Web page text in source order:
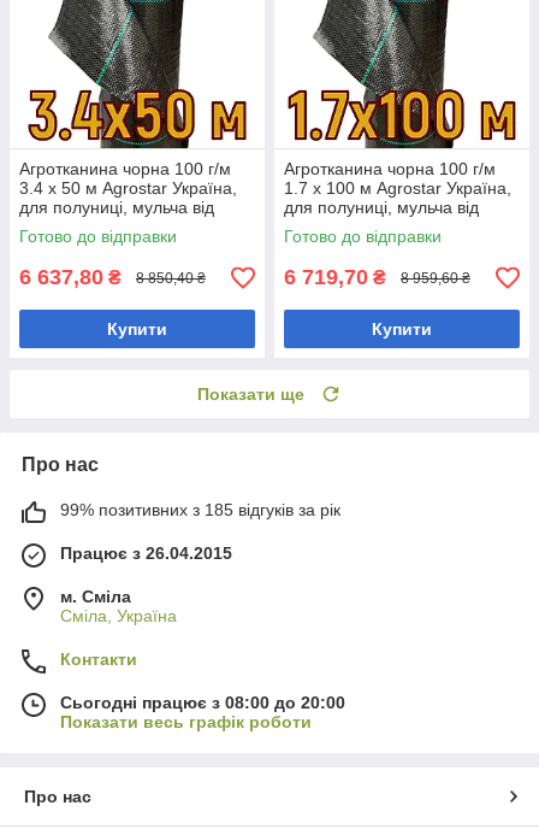
Агротканина чорна 100 г/м
3.4 х 50 м Agrostar Україна,
для полуниці, мульча від
бур'янів
Готово до відправки
6 637,80 ₴ 8 850,40 ₴
Купити
Агротканина чорна 100 г/м
1.7 х 100 м Agrostar Україна,
для полуниці, мульча від
бур'янів
Готово до відправки
6 719,70 ₴ 8 959,60 ₴
Купити
Показати ще
Про нас
99% позитивних з 185 відгуків за рік
Працює з 26.04.2015
м. Сміла
Сміла, Україна
Контакти
Сьогодні працює з 08:00 до 20:00
Показати весь графік роботи
Про нас